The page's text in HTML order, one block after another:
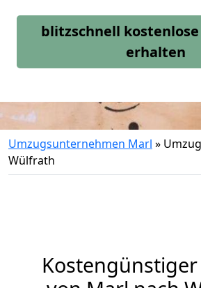
blitzschnell
erhalten
Umzugsunternehmen Marl »
Wülfrath